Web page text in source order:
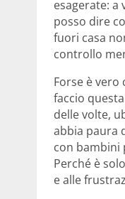
esagerate: a
posso dire
fuori casa
controllo
Forse è vero
faccio
delle volte,
abbia paura
con bambini
Perché è
e alle